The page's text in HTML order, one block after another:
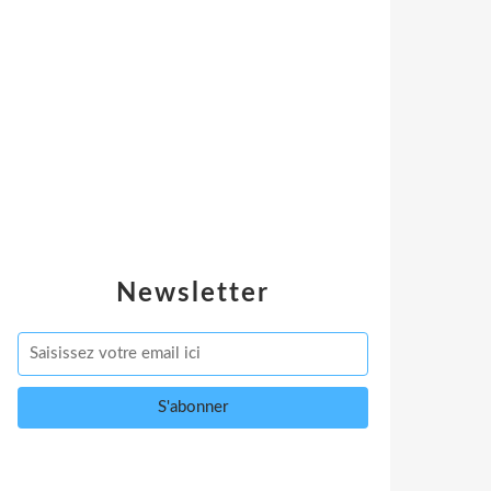
Newsletter